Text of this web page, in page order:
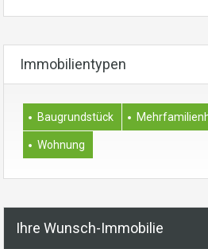
Immobilientypen
Baugrundstück
Wohnung
Ihre Wunsch-Immobilie